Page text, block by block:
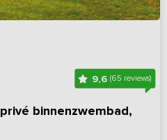
9,6 (65 reviews)
binnenzwembad,